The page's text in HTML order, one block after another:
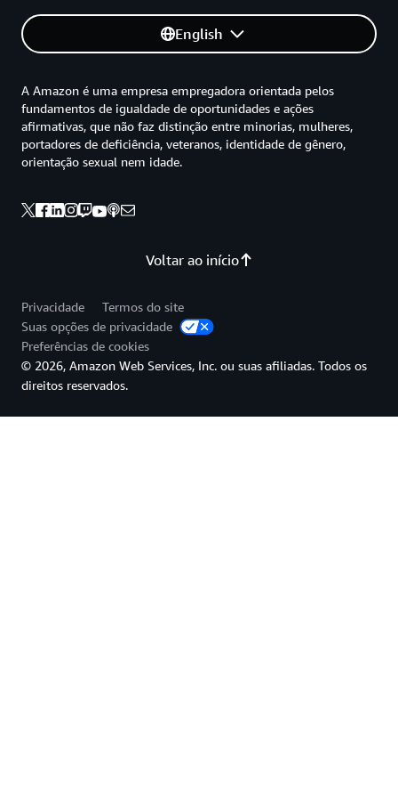
English
Voltar ao início
A Amazon é uma empresa empregadora orientada pelos
fundamentos de igualdade de oportunidades e ações
afirmativas, que não faz distinção entre minorias, mulheres,
portadores de deficiência, veteranos, identidade de gênero,
orientação sexual nem idade.
Privacidade
Termos do site
Suas opções de privacidade
Preferências de cookies
© 2026, Amazon Web Services, Inc. ou suas afiliadas. Todos os
direitos reservados.